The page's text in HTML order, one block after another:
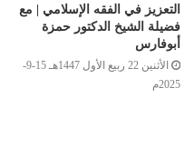
التعزيز في الفقه الإسلامي | مع
فضيلة الشيخ الدكتور حمزة
أبوفارس
الأثنين 22 ربيع الأول 1447هـ 15-9-
2025م